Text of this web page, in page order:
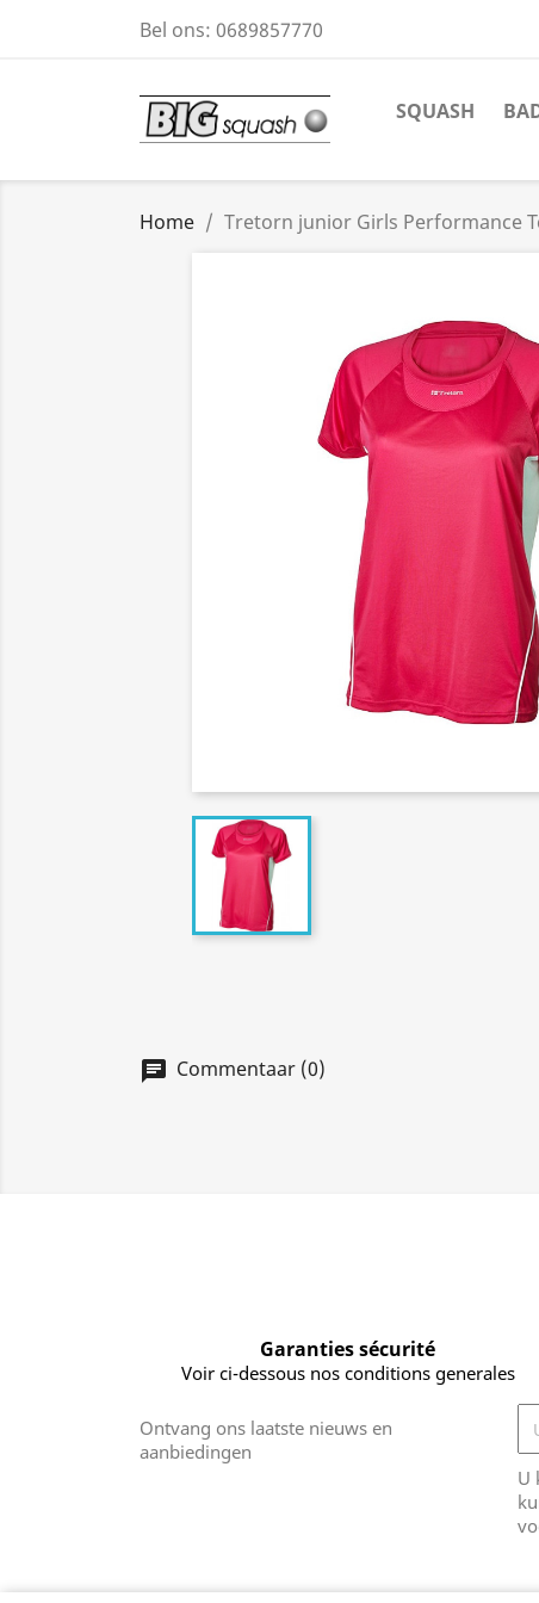
Bel ons: 0689857770
SQUASH
Home Tretorn junior Girls Performance
Commentaar (0)
Garanties sécurité
Voir ci-dessous nos conditions generales
Ontvang ons laatste nieuws en
aanbiedingen
U